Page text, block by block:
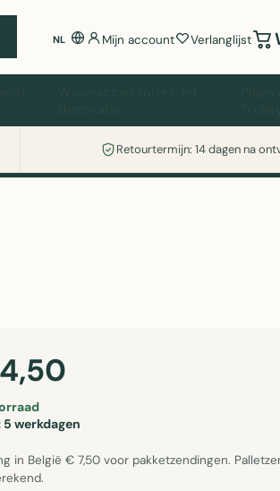
NL Mijn account Verlanglijst
Retourtermijn: 14 dagen na
werkdagen
in België € 7,50 voor pakketzendingen.